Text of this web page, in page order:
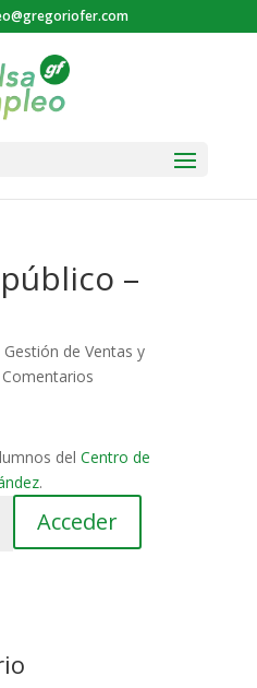
–
Gestión de Ventas y
del Centro de
.